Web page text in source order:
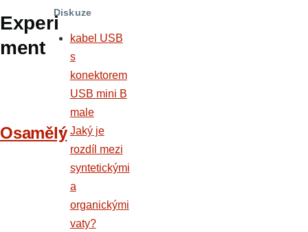
navigace
Experi
ment
Osamělý
Diskuze
kabel USB
s
konektorem
USB mini B
male
Jaký je
rozdíl mezi
syntetickými
a
organickými
vaty?